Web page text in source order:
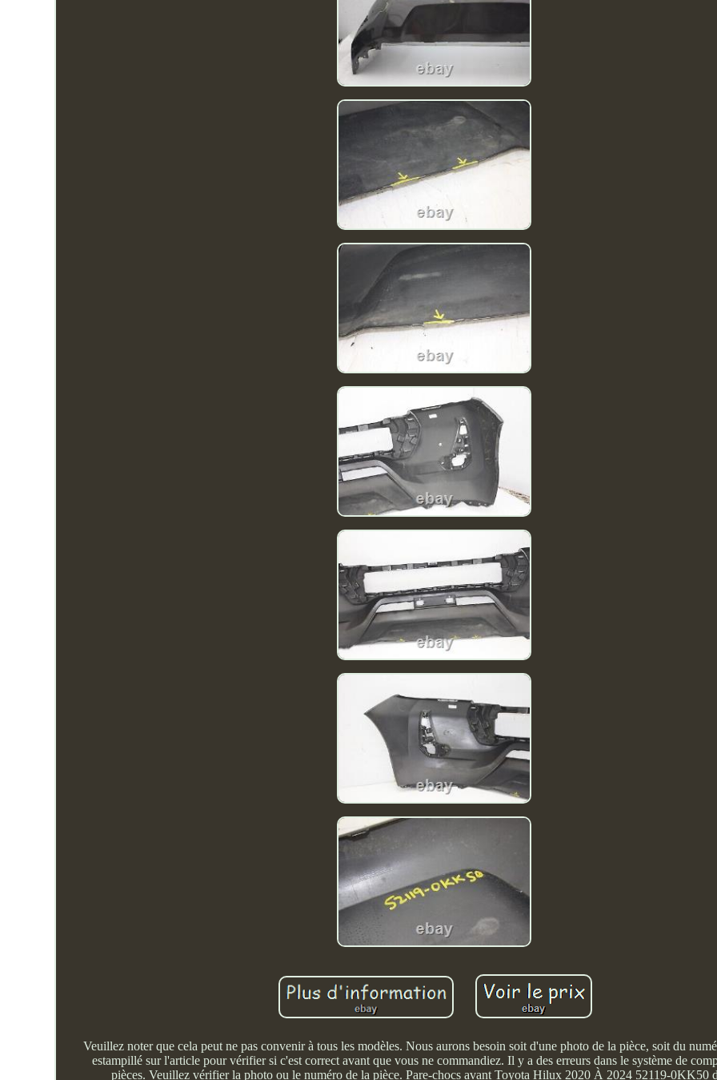
Veuillez noter que cela peut ne pas convenir à tous les modèles. Nous aurons besoin soit d'une photo de la pièce, soit du
estampillé sur l'article pour vérifier si c'est correct avant que vous ne commandiez. Il y a des erreurs dans le système de
pièces. Veuillez vérifier la photo ou le numéro de la pièce. Pare-chocs avant Toyota Hilux 2020 À 2024 52119-0KK50